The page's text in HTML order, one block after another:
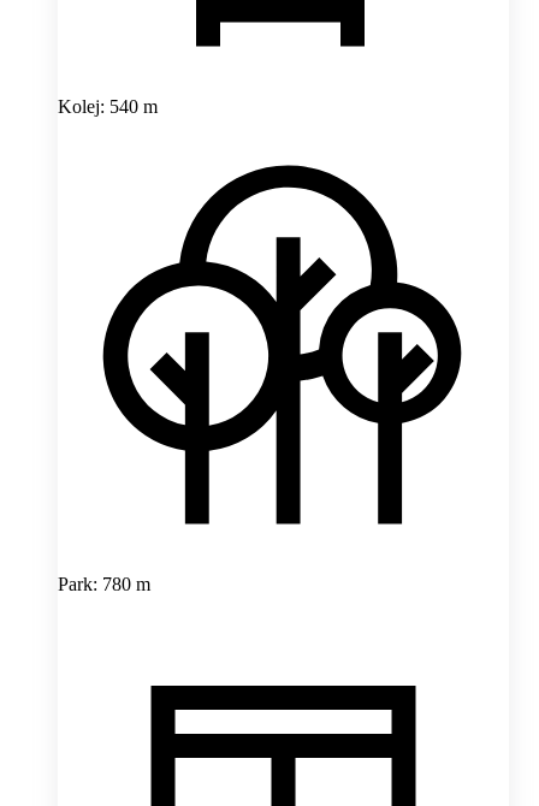
Kolej: 540 m
Park: 780 m